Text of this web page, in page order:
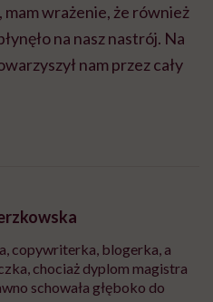
mam wrażenie, że również
na nasz nastrój. Na
nam przez cały
copywriterka, blogerka, a
chociaż dyplom magistra
schowała głęboko do